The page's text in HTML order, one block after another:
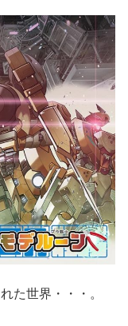
た世界・・・。